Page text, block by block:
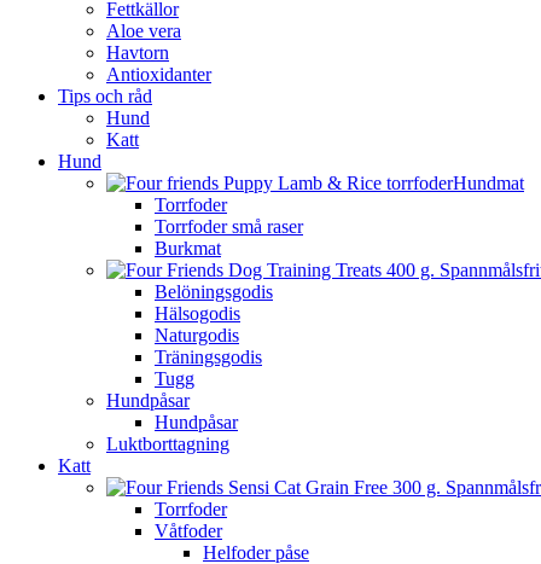
Fettkällor
Aloe vera
Havtorn
Antioxidanter
Tips och råd
Hund
Katt
Hund
Hundmat
Torrfoder
Torrfoder små raser
Burkmat
Belöningsgodis
Hälsogodis
Naturgodis
Träningsgodis
Tugg
Hundpåsar
Hundpåsar
Luktborttagning
Katt
Torrfoder
Våtfoder
Helfoder påse